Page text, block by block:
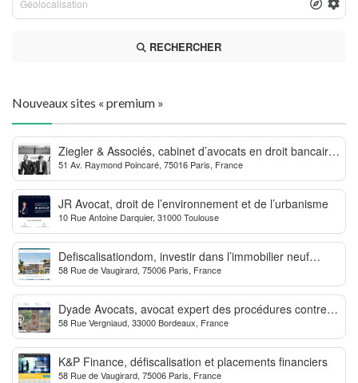
RECHERCHER
Nouveaux sites « premium »
Ziegler & Associés, cabinet d’avocats en droit bancaire,
cryptomonnaie et escroqueries financières
51 Av. Raymond Poincaré, 75016 Paris, France
JR Avocat, droit de l’environnement et de l’urbanisme
10 Rue Antoine Darquier, 31000 Toulouse
Defiscalisationdom, investir dans l’immobilier neuf
Outre-mer
58 Rue de Vaugirard, 75006 Paris, France
Dyade Avocats, avocat expert des procédures contre la
MDPH
58 Rue Vergniaud, 33000 Bordeaux, France
K&P Finance, défiscalisation et placements financiers
58 Rue de Vaugirard, 75006 Paris, France